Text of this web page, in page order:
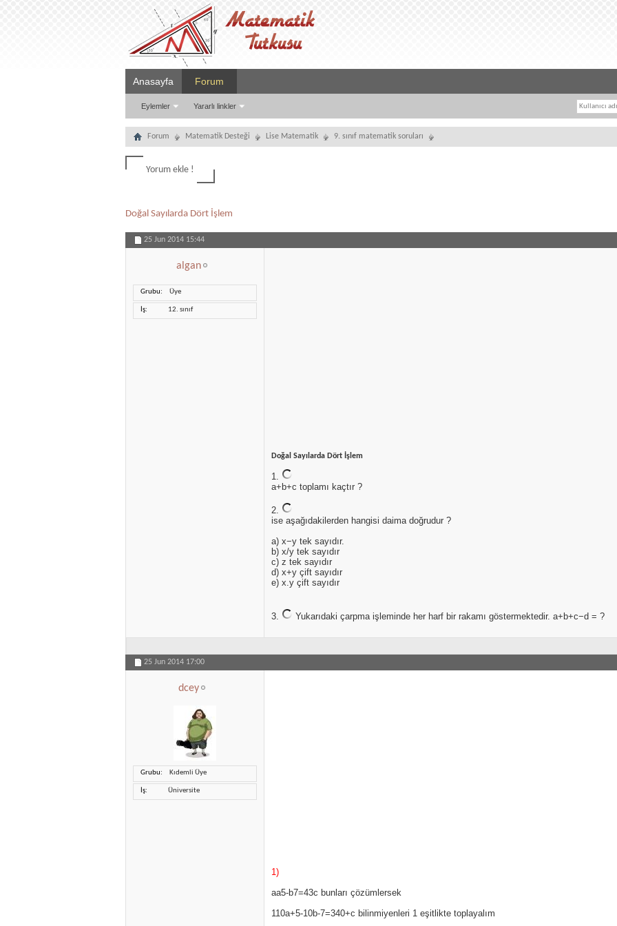
Anasayfa Forum
Eylemler Yararlı linkler
Forum Matematik Desteği Lise Matematik 9. sınıf matematik soruları
Yorum ekle !
Doğal Sayılarda Dört İşlem
25 Jun 2014 15:44
algan
Grubu Üye
İş 12. sınıf
Doğal Sayılarda Dört İşlem
1.
a+b+c toplamı kaçtır ?
2.
ise aşağıdakilerden hangisi daima doğrudur ?
a) x−y tek sayıdır.
b) x/y tek sayıdır
c) z tek sayıdır
d) x+y çift sayıdır
e) x.y çift sayıdır
3. Yukarıdaki çarpma işleminde her harf bir rakamı göstermektedir. a+b+c−d = ?
25 Jun 2014 17:00
dcey
Grubu Kıdemli Üye
İş Üniversite
1)
aa5-b7=43c bunları çözümlersek
110a+5-10b-7=340+c bilinmiyenleri 1 eşitlikte toplayalım